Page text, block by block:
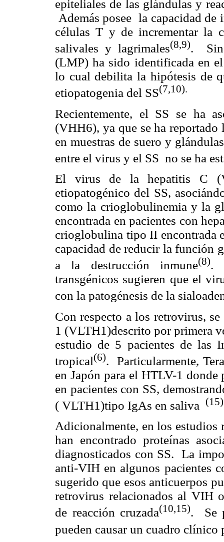
epiteliales de las glándulas y
Además posee la capacidad de
células T y de incrementar la
salivales y lagrimales(8,9). Sin
(LMP) ha sido identificada en
lo cual debilita la hipótesis de
etiopatogenia del SS(7,10).
Recientemente, el SS se ha
(VHH6), ya que se ha reportado
en muestras de suero y
entre el virus y el SS no se ha
El virus de la hepatitis C
etiopatogénico del SS,
como la crioglobulinemia y la
encontrada en pacientes con
crioglobulina tipo II encontrada
capacidad de reducir la función
a la destrucción inmune(8).
transgénicos sugieren que el
con la patogénesis de la
Con respecto a los retrovirus,
1 (VLTH1)descrito por primera
estudio de 5 pacientes de las
tropical(6). Particularmente,
en Japón para el HTLV-1
en pacientes con SS,
( VLTH1)tipo IgAs en saliva
Adicionalmente, en los estudios
han encontrado proteínas
diagnosticados con SS. La
anti-VIH en algunos pacientes
sugerido que esos anticuerpos
retrovirus relacionados al VIH
de reacción cruzada(10,15). Se
pueden causar un cuadro